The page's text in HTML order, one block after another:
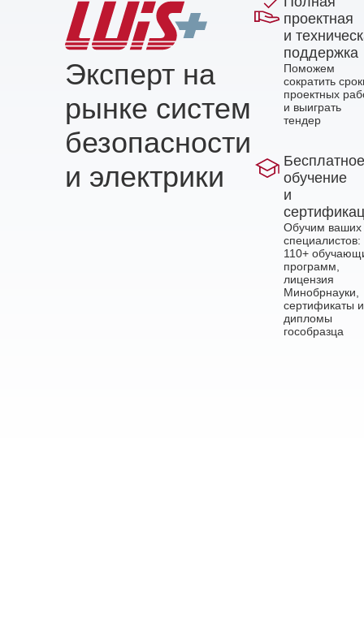
Эксперт на
рынке систем
безопасности
и электрики
проектная
и
поддержка
Поможем
сократить
проектных
и выиграть
тендер
Бесплатное
обучение
и
Обучим ваших
специалистов:
110+
программ,
лицензия
Минобрнауки,
сертификаты и
дипломы
гособразца